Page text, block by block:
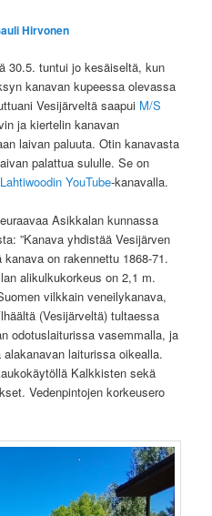
Hirvonen
30.5. tuntui jo kesäiseltä, kun
kanavan kupeessa olevassa
Vesijärveltä saapui M/S
ja kiertelin kanavan
laivan paluuta. Otin kanavasta
palattua sululle. Se on
Lahtiwoodin YouTube-kanavalla.
Asikkalan kunnassa
”Kanava yhdistää Vesijärven
on rakennettu 1868-71.
alikulkukorkeus on 2,1 m.
vilkkain veneilykanava,
(Vesijärveltä) tultaessa
odotuslaiturissa vasemmalla, ja
laiturissa oikealla.
Kalkkisten sekä
Vedenpintojen korkeusero